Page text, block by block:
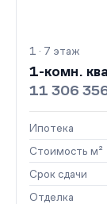
1 · 7 этаж
1-комн.
11 306
Ипотека
Стоимость м²
Срок сдачи
Отделка